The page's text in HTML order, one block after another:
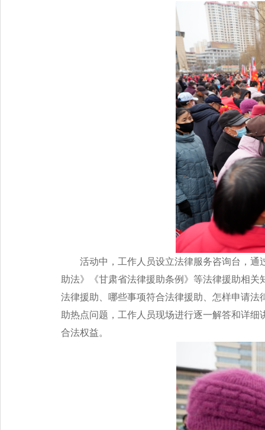
活动中，工作人员设立法律服务咨询台，
助法》《甘肃省法律援助条例》等法律援助相
法律援助、哪些事项符合法律援助、怎样申请
助热点问题，工作人员现场进行逐一解答和详
合法权益。